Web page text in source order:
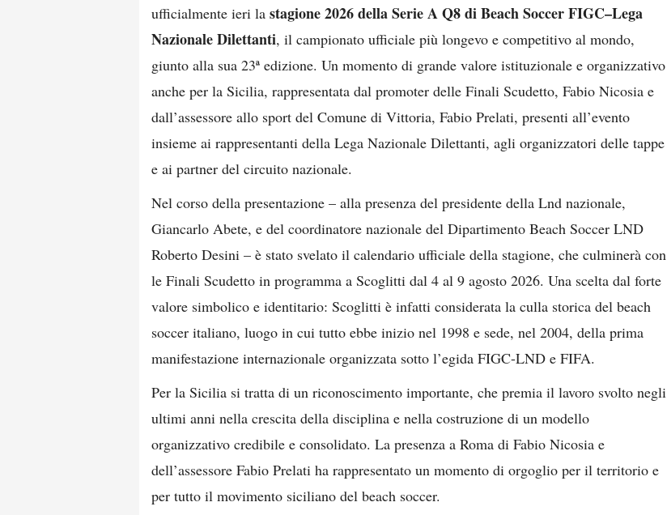
ufficialmente ieri la stagione 2026 della Serie A Q8 di Beach Soccer FIGC–Lega
Nazionale Dilettanti, il campionato ufficiale più longevo e competitivo al mondo,
giunto alla sua 23ª edizione. Un momento di grande valore istituzionale e organizzativo
anche per la Sicilia, rappresentata dal promoter delle Finali Scudetto, Fabio Nicosia e
dall’assessore allo sport del Comune di Vittoria, Fabio Prelati, presenti all’evento
insieme ai rappresentanti della Lega Nazionale Dilettanti, agli organizzatori delle tappe
e ai partner del circuito nazionale.
Nel corso della presentazione – alla presenza del presidente della Lnd nazionale,
Giancarlo Abete, e del coordinatore nazionale del Dipartimento Beach Soccer LND
Roberto Desini – è stato svelato il calendario ufficiale della stagione, che culminerà con
le Finali Scudetto in programma a Scoglitti dal 4 al 9 agosto 2026. Una scelta dal forte
valore simbolico e identitario: Scoglitti è infatti considerata la culla storica del beach
soccer italiano, luogo in cui tutto ebbe inizio nel 1998 e sede, nel 2004, della prima
manifestazione internazionale organizzata sotto l’egida FIGC-LND e FIFA.
Per la Sicilia si tratta di un riconoscimento importante, che premia il lavoro svolto negli
ultimi anni nella crescita della disciplina e nella costruzione di un modello
organizzativo credibile e consolidato. La presenza a Roma di Fabio Nicosia e
dell’assessore Fabio Prelati ha rappresentato un momento di orgoglio per il territorio e
per tutto il movimento siciliano del beach soccer.